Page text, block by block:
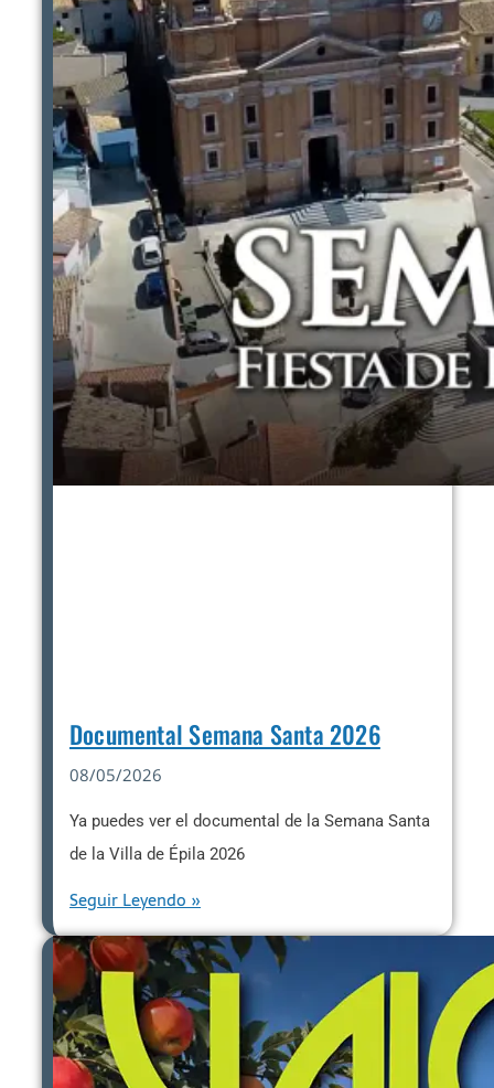
Documental Semana Santa 2026
08/05/2026
Ya puedes ver el documental de la Semana Santa
de la Villa de Épila 2026
Seguir Leyendo »